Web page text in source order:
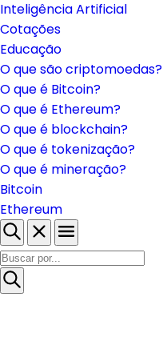
Inteligência Artificial
Cotações
Educação
O que são criptomoedas?
O que é Bitcoin?
O que é Ethereum?
O que é blockchain?
O que é tokenização?
O que é mineração?
Bitcoin
Ethereum